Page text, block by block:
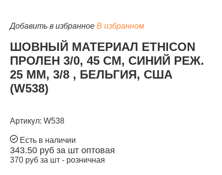
Добавить в избранное В избранном
ШОВНЫЙ МАТЕРИАЛ ETHICON
ПРОЛЕН 3/0, 45 СМ, СИНИЙ РЕЖ.
25 ММ, 3/8 , БЕЛЬГИЯ, США
(W538)
Артикул: W538
Есть в наличии
343.50 руб за шт оптовая
370 руб за шт - розничная